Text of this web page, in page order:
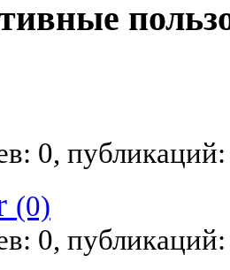
0,
(0)
0,